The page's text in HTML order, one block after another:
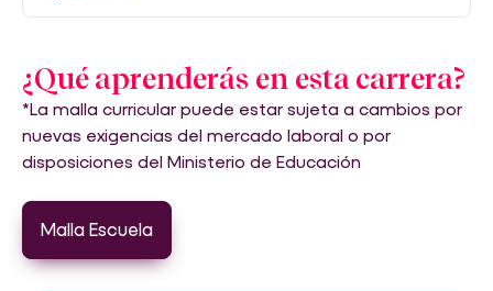
¿Qué aprenderás en esta carrera?
*La malla curricular puede estar sujeta a cambios por
nuevas exigencias del mercado laboral o por
disposiciones del Ministerio de Educación
Malla Escuela